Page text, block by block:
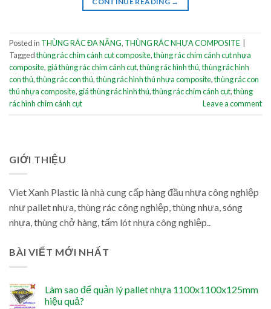
Posted in THÙNG RÁC ĐA NĂNG, THÙNG RÁC NHỰA COMPOSITE
Taggedthùng rác chim cánh cụt composite,thùng rác chim cánh cụt nhựa
composite, giá thùng rác chim cánh cụt,thùng rác hình thú,thùng rác hình
con thú,thùng rác con thú,thùng rác hình thú nhựa composite,thùng rác con
thú nhựa composite, giá thùng rác hình thú,thùng rác chim cánh cụt,thùng
rác hình chim cánh cụt
Leave a comment
GIỚI THIỆU
Viet Xanh Plastic là nhà cung cấp hàng đầu nhựa công nghiệp
như pallet nhựa, thùng rác công nghiệp, thùng nhựa, sóng
nhựa, thùng chở hàng, tấm lót nhựa công nghiệp..
BÀI VIẾT MỚI NHẤT
Làm sao để quản lý pallet nhựa 1100x1100x125mm
hiệu quả?